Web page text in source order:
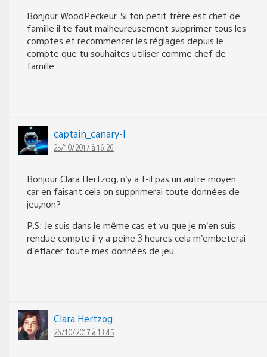
Bonjour WoodPeckeur. Si ton petit frère est chef de
famille il te faut malheureusement supprimer tous les
comptes et recommencer les réglages depuis le
compte que tu souhaites utiliser comme chef de
famille.
captain_canary-l
25/10/2017 à 16:26
Bonjour Clara Hertzog, n’y a t-il pas un autre moyen
car en faisant cela on supprimerai toute données de
jeu,non?
P.S: Je suis dans le même cas et vu que je m’en suis
rendue compte il y a peine 3 heures cela m’embeterai
d’effacer toute mes données de jeu.
Clara Hertzog
26/10/2017 à 13:45